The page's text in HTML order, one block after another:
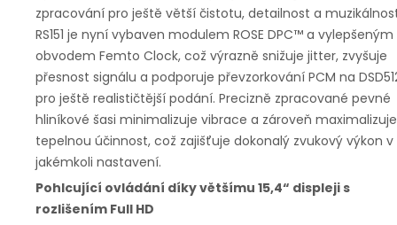
zpracování pro ještě větší čistotu, detailnost a
RS151 je nyní vybaven modulem ROSE DPC™ a vylepšeným
obvodem Femto Clock, což výrazně snižuje jitter, zvyšuje
přesnost signálu a podporuje převzorkování PCM na
pro ještě realističtější podání. Precizně zpracované pevné
hliníkové šasi minimalizuje vibrace a zároveň maximalizuje
tepelnou účinnost, což zajišťuje dokonalý zvukový výkon v
jakémkoli nastavení.
Pohlcující ovládání díky většímu 15,4“ displeji s
rozlišením Full HD